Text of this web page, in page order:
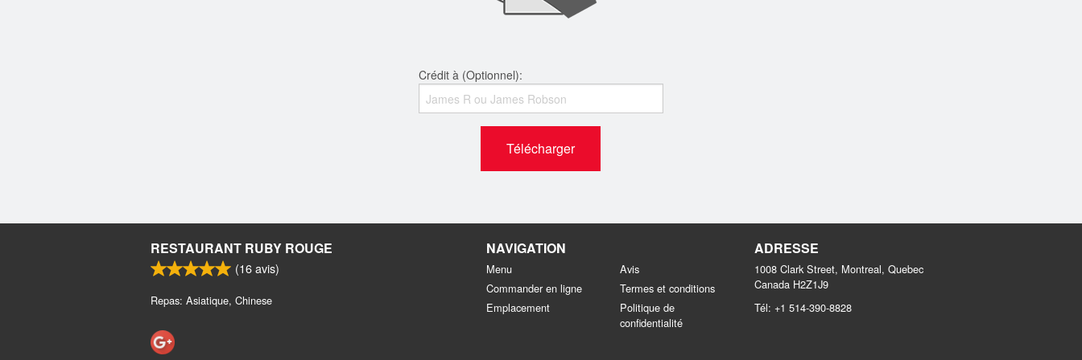
Crédit à (Optionnel):
Télécharger
RESTAURANT RUBY ROUGE
(16avis)
Repas: Asiatique, Chinese
NAVIGATION
Menu
Commander en ligne
Emplacement
Avis
Termes et conditions
Politique de
confidentialité
ADRESSE
1008 Clark Street, Montreal, Quebec
Canada H2Z1J9
Tél: +1 514-390-8828